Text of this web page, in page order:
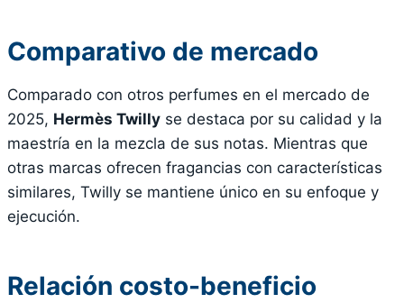
Comparativo de mercado
Comparado con otros perfumes en el mercado de
2025, Hermès Twilly se destaca por su calidad y la
maestría en la mezcla de sus notas. Mientras que
otras marcas ofrecen fragancias con características
similares, Twilly se mantiene único en su enfoque y
ejecución.
Relación costo-beneficio